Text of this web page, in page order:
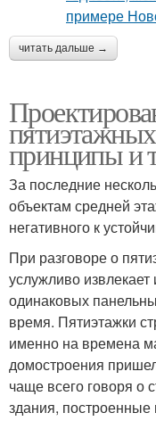
читать дальше →
принципы и
За последние
объектам средней
негативного к
При разговоре о
услужливо
одинаковых
время. Пятиэтажки
именно на времена
домостроения
чаще всего говоря
здания, построенные